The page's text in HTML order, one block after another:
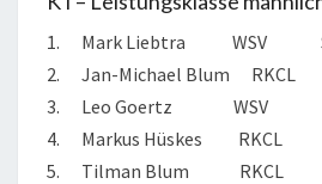
1. Mark Liebtra WSV
2. Jan-Michael Blum RKCL
3. Leo Goertz WSV
4. Markus Hüskes RKCL
5. Tilman Blum RKCL